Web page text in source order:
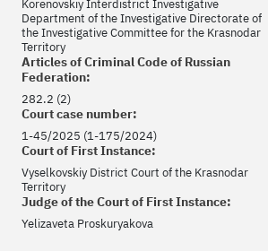
Korenovskiy Interdistrict Investigative
Department of the Investigative Directorate of
the Investigative Committee for the Krasnodar
Territory
Articles of Criminal Code of Russian
Federation:
282.2 (2)
Court case number:
1-45/2025 (1-175/2024)
Court of First Instance:
Vyselkovskiy District Court of the Krasnodar
Territory
Judge of the Court of First Instance:
Yelizaveta Proskuryakova